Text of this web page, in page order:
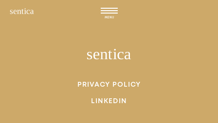
sisältöön
MENU
PRIVACY POLICY
LINKEDIN